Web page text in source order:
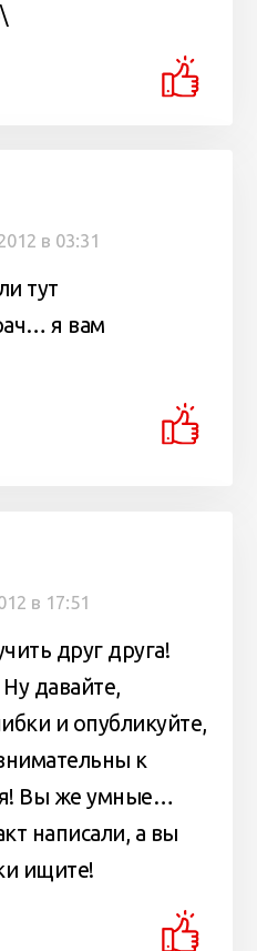
в 03:31
тут
я вам
в 17:51
друг друга!
давайте,
и опубликуйте,
к
Вы же умные…
написали, а вы
ищите!